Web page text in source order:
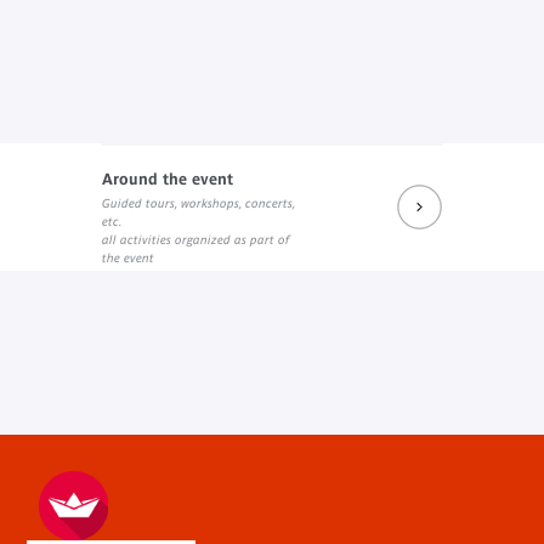
Around the event
Guided tours, workshops, concerts,
etc.
all activities organized as part of
the event